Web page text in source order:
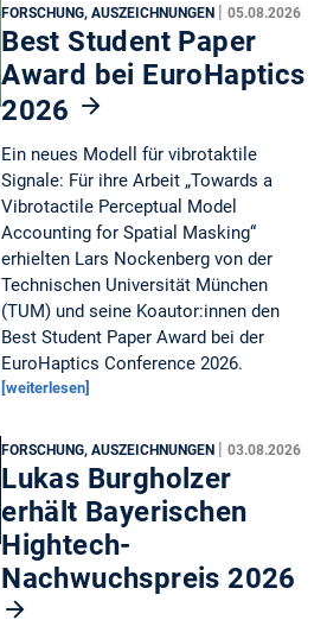
FORSCHUNG, AUSZEICHNUNGEN |05.08.2026
Best Student Paper
Award bei EuroHaptics
2026
Ein neues Modell für vibrotaktile
Signale: Für ihre Arbeit „Towards a
Vibrotactile Perceptual Model
Accounting for Spatial Masking“
erhielten Lars Nockenberg von der
Technischen Universität München
(TUM) und seine Koautor:innen den
Best Student Paper Award bei der
EuroHaptics Conference 2026.
[weiterlesen]
FORSCHUNG, AUSZEICHNUNGEN |03.08.2026
Lukas Burgholzer
erhält Bayerischen
Hightech-
Nachwuchspreis 2026